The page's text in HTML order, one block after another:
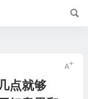
点就够